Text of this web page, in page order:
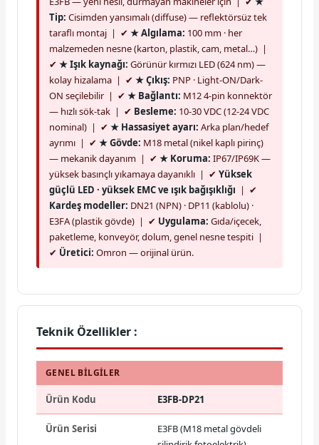
Tip: Cisimden yansımalı (diffuse) — reflektörsüz tek
taraflı montaj | ✔ ★ Algılama: 100 mm · her
malzemeden nesne (karton, plastik, cam, metal…) |
✔ ★ Işık kaynağı: Görünür kırmızı LED (624 nm) —
kolay hizalama | ✔ ★ Çıkış: PNP · Light-ON/Dark-
ON seçilebilir | ✔ ★ Bağlantı: M12 4-pin konnektör
— hızlı sök-tak | ✔ Besleme: 10-30 VDC (12-24 VDC
nominal) | ✔ ★ Hassasiyet ayarı: Arka plan/hedef
ayrımı | ✔ ★ Gövde: M18 metal (nikel kaplı pirinç)
— mekanik dayanım | ✔ ★ Koruma: IP67/IP69K —
yüksek basınçlı yıkamaya dayanıklı | ✔ Yüksek
güçlü LED · yüksek EMC ve ışık bağışıklığı | ✔
Kardeş modeller: DN21 (NPN) · DP11 (kablolu) ·
E3FA (plastik gövde) | ✔ Uygulama: Gıda/içecek,
paketleme, konveyör, dolum, genel nesne tespiti |
✔ Üretici: Omron — orijinal ürün.
Teknik Özellikler :
GENEL BILGILER
Ürün Kodu E3FB-DP21
Ürün Serisi
E3FB (M18 metal gövdeli